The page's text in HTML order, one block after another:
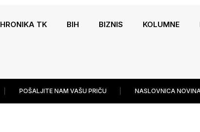
HRONIKA TK BIH BIZNIS KOLUMNE
POŠALJITE NAM VAŠU PRIČU NASLOVNICA